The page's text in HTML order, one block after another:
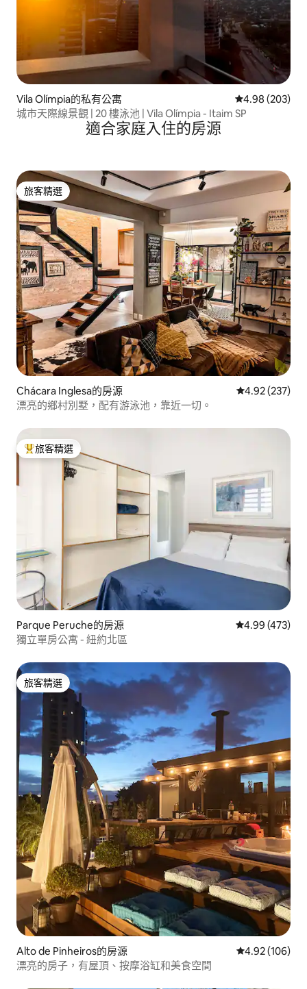
Vila Olímpia的私有公寓 從 203 則評價
4.98 (203)
城市天際線景觀 | 20 樓泳池 | Vila Olímpia - Itaim SP
適合家庭入住的房源
旅客精選
旅客精選
Chácara Inglesa的房源 從 237 則評價
4.92 (237)
漂亮的鄉村別墅，配有游泳池，靠近一切。
旅客精選榜首
旅客精選
Parque Peruche的房源 從 473 則評價
4.99 (473)
獨立單房公寓 - 紐約北區
旅客精選
旅客精選
Alto de Pinheiros的房源 從 106 則評價
4.92 (106)
漂亮的房子，有屋頂、按摩浴缸和美食空間